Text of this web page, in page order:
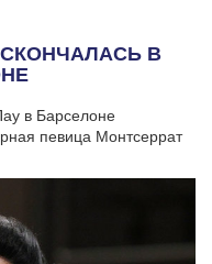
В
в Барселоне
певица Монтсеррат